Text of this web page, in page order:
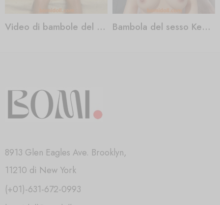
Video di bambole del sesso nella vita reale Bambola del sesso Kendra di nuova generazione
8913 Glen Eagles Ave. Brooklyn,
11210 di New York
(+01)-631-672-0993